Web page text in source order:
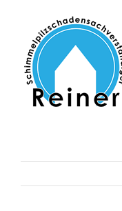
springen